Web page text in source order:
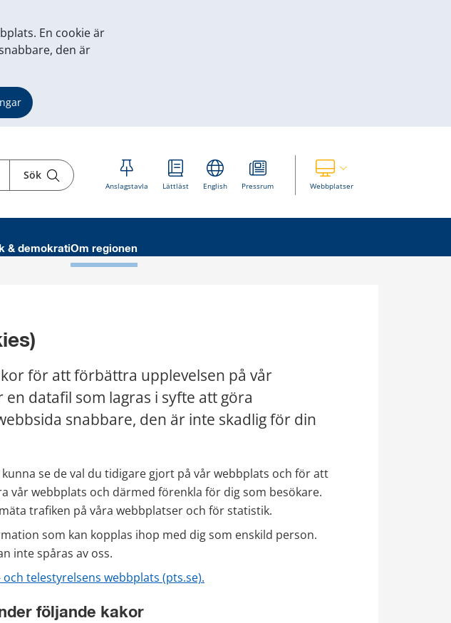
En cookie är
den är
Sök
Anslagstavla Lättläst English Pressrum WebbplatserVisa våra andra webbplatser
& demokratiOm regionen
för att förbättra upplevelsen på vår
en datafil som lagras i syfte att göra
snabbare, den är inte skadlig för din
se de val du tidigare gjort på vår webbplats och för att
vår webbplats och därmed förenkla för dig som besökare.
trafiken på våra webbplatser och för statistik.
som kan kopplas ihop med dig som enskild person.
inte spåras av oss.
telestyrelsens webbplats (pts.se).
följande kakor